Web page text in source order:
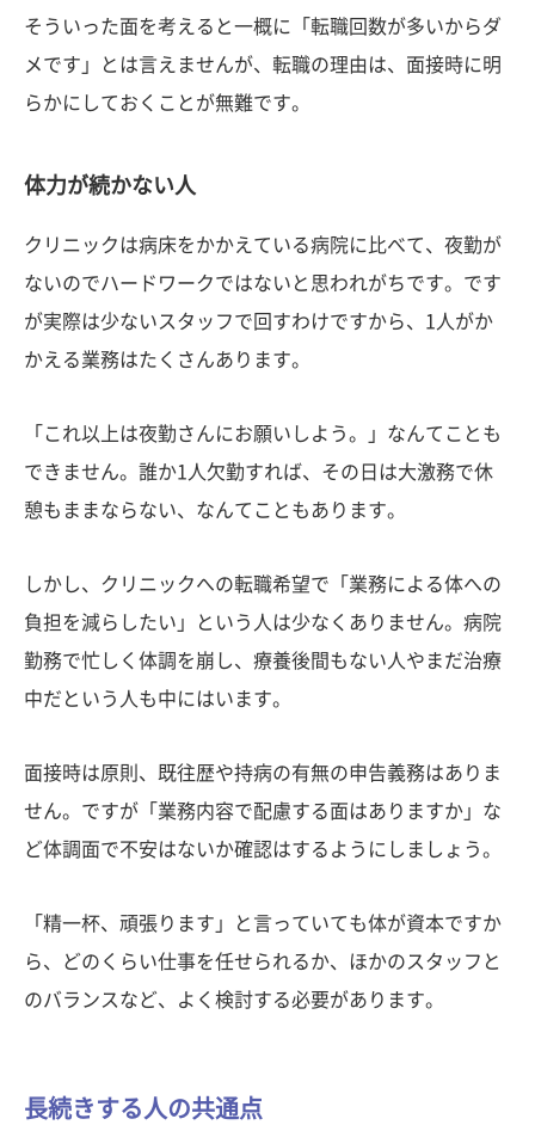
そういった面を考えると一概に「転職回数が多いからダ
メです」とは言えませんが、転職の理由は、面接時に明
らかにしておくことが無難です。
体力が続かない人
クリニックは病床をかかえている病院に比べて、夜勤が
ないのでハードワークではないと思われがちです。です
が実際は少ないスタッフで回すわけですから、1人がか
かえる業務はたくさんあります。
「これ以上は夜勤さんにお願いしよう。」なんてことも
できません。誰か1人欠勤すれば、その日は大激務で休
憩もままならない、なんてこともあります。
しかし、クリニックへの転職希望で「業務による体への
負担を減らしたい」という人は少なくありません。病院
勤務で忙しく体調を崩し、療養後間もない人やまだ治療
中だという人も中にはいます。
面接時は原則、既往歴や持病の有無の申告義務はありま
せん。ですが「業務内容で配慮する面はありますか」な
ど体調面で不安はないか確認はするようにしましょう。
「精一杯、頑張ります」と言っていても体が資本ですか
ら、どのくらい仕事を任せられるか、ほかのスタッフと
のバランスなど、よく検討する必要があります。
長続きする人の共通点